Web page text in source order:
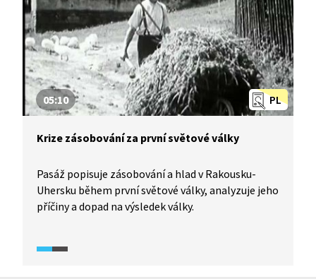
PL
05:10
Krize zásobování za první světové války
Pasáž popisuje zásobování a hlad v Rakousku-
Uhersku během první světové války, analyzuje jeho
příčiny a dopad na výsledek války.